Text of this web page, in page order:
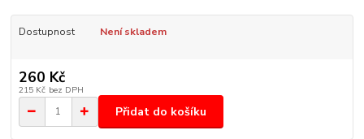
Dostupnost Není skladem
260 Kč
215 Kč bez DPH
Přidat do košíku